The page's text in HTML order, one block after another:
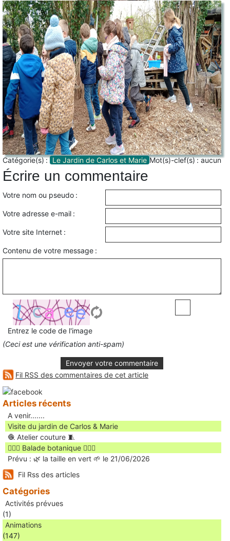
Catégorie(s) : Le Jardin de Carlos et Marie Mot(s)-clef(s) :aucun
Écrire un commentaire
Votre nom ou pseudo :
Votre adresse e-mail :
Votre site Internet :
Contenu de votre message :
Entrez le code de l'image
(Ceci est une vérification anti-spam)
Envoyer votre commentaire
Fil RSS des commentaires de cet article
Articles récents
A venir.......
Visite du jardin de Carlos & Marie
🧶 Atelier couture 🧵
🚶🏻‍♀️ Balade botanique 🚶🏻‍♂️
Prévu : 🌿 la taille en vert 🌱 le 21/06/2026
Fil Rss des articles
Catégories
Activités prévues
(1)
Animations
(147)